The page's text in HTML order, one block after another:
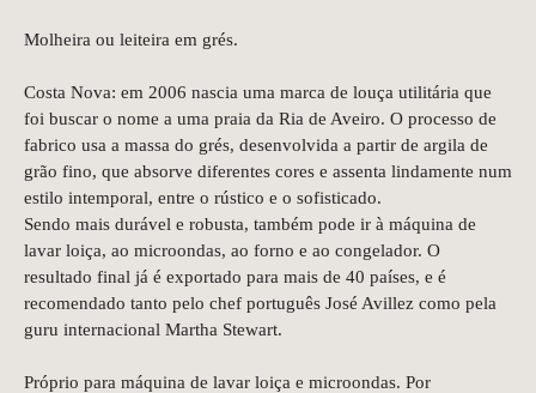
Molheira ou leiteira em grés.
Costa Nova: em 2006 nascia uma marca de louça utilitária que
foi buscar o nome a uma praia da Ria de Aveiro. O processo de
fabrico usa a massa do grés, desenvolvida a partir de argila de
grão fino, que absorve diferentes cores e assenta lindamente num
estilo intemporal, entre o rústico e o sofisticado.
Sendo mais durável e robusta, também pode ir à máquina de
lavar loiça, ao microondas, ao forno e ao congelador. O
resultado final já é exportado para mais de 40 países, e é
recomendado tanto pelo chef português José Avillez como pela
guru internacional Martha Stewart.
Próprio para máquina de lavar loiça e microondas. Por